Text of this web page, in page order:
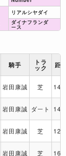
リアルシヤダイ
ダイナフランダ
ース
騎手 トラ
ック 距
岩田康誠 芝
岩田康誠 ダート
岩田康誠 芝
岩田康誠 芝